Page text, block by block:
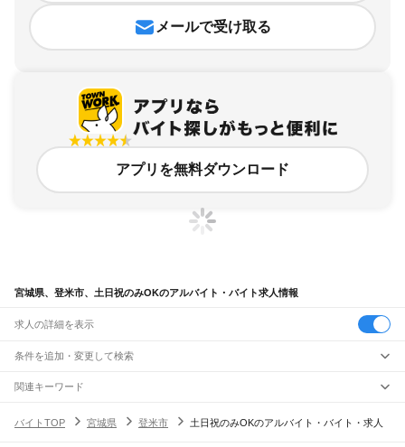
メールで受け取る
アプリを無料ダウンロード
宮城県、登米市、土日祝のみOKのアルバイト・バイト求人情報
求人の詳細を表示
条件を追加・変更して検索
市区町村を追加・変更
宮城県すべて
駅を追加・変更
関連キーワード
宮城県 土日祝のみOK 土日のみ 宮城県 土日祝のみOK 土日祝宮城県 土日祝のみ
バイトTOP 宮城県 登米市 土日祝のみOKのアルバイト・バイト・求人